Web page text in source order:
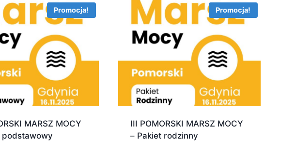
Promocja!
MARSZ MOCY
podstawowy
Promocja!
III POMORSKI MARSZ MOCY
– Pakiet rodzinny